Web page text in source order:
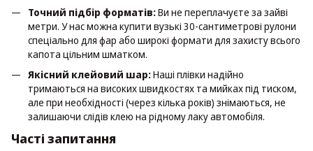
Точний підбір форматів:Ви не переплачуєте за зайві
метри. У нас можна купити вузькі 30-сантиметрові рулони
спеціально для фар або широкі формати для захисту всього
капота цільним шматком.
Якісний клейовий шар:Наші плівки надійно
тримаються на високих швидкостях та мийках під тиском,
але при необхідності (через кілька років) знімаються, не
залишаючи слідів клею на рідному лаку автомобіля.
Часті запитання